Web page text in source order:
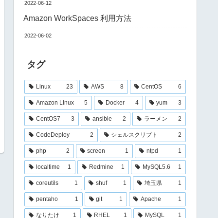
2022-06-12
Amazon WorkSpaces 利用方法
2022-06-02
タグ
Linux 23 AWS 8 CentOS 6
Amazon Linux 5 Docker 4 yum 3
CentOS7 3 ansible 2 ラーメン 2
CodeDeploy 2 シェルスクリプト 2
php 2 screen 1 ntpd 1
localtime 1 Redmine 1 MySQL5.6 1
coreutils 1 shuf 1 埼玉県 1
pentaho 1 git 1 Apache 1
なりたけ 1 RHEL 1 MySQL 1